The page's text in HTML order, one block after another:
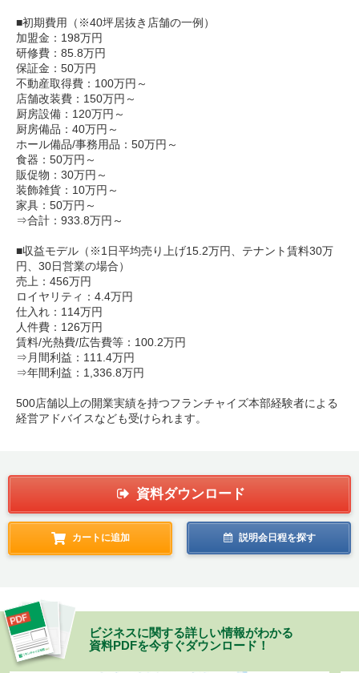
■初期費用（※40坪居抜き店舗の一例）
加盟金：198万円
研修費：85.8万円
保証金：50万円
不動産取得費：100万円～
店舗改装費：150万円～
厨房設備：120万円～
厨房備品：40万円～
ホール備品/事務用品：50万円～
食器：50万円～
販促物：30万円～
装飾雑貨：10万円～
家具：50万円～
⇒合計：933.8万円～
■収益モデル（※1日平均売り上げ15.2万円、テナント賃料30万
円、30日営業の場合）
売上：456万円
ロイヤリティ：4.4万円
仕入れ：114万円
人件費：126万円
賃料/光熱費/広告費等：100.2万円
⇒月間利益：111.4万円
⇒年間利益：1,336.8万円
500店舗以上の開業実績を持つフランチャイズ本部経験者による
経営アドバイスなども受けられます。
資料ダウンロード
カートに追加 説明会日程を探す
ビジネスに関する詳しい情報がわかる
資料PDFを今すぐダウンロード！